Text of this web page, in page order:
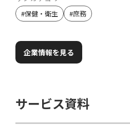
#保健・衛生 #庶務
企業情報を見る
サービス資料